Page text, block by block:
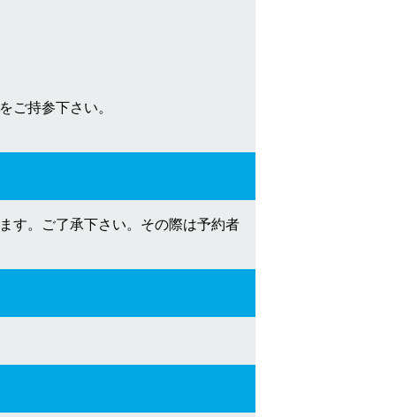
ご持参下さい。
す。ご了承下さい。その際は予約者